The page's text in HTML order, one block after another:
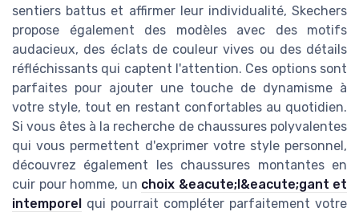
sentiers battus et affirmer leur individualité, Skechers
propose également des modèles avec des motifs
audacieux, des éclats de couleur vives ou des détails
réfléchissants qui captent l'attention. Ces options sont
parfaites pour ajouter une touche de dynamisme à
votre style, tout en restant confortables au quotidien.
Si vous êtes à la recherche de chaussures polyvalentes
qui vous permettent d'exprimer votre style personnel,
découvrez également les chaussures montantes en
cuir pour homme, un choix &eacute;l&eacute;gant et
intemporel qui pourrait compléter parfaitement votre